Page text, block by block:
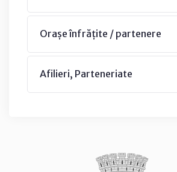
Orașe înfrățite / partenere
Afilieri, Parteneriate